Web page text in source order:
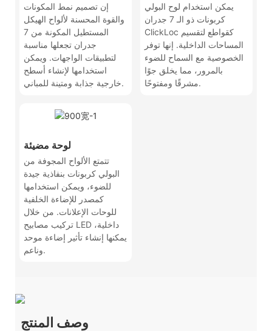
إن تصميم نمط المكونات
والقوة المحسنة لألواح الهيكل
المستطيل المكونة من 7
جدران تجعلها مناسبة
لتطبيقات الواجهات. ويمكن
استخدامها لإنشاء أسطح
خارجية جذابة ومتينة للمباني.
يمكن استخدام لوح البولي
كربونات ذو الـ 7 جدران
ClickLoc كقواطع لتقسيم
المساحات الداخلية. إنها توفر
الخصوصية مع السماح للضوء
بالمرور، مما يخلق جوًا
مشرقًا ومفتوحًا.
لوحة مضيئة
تتمتع الألواح المجوفة من
البولي كربونات بنفاذية جيدة
للضوء، ويمكن استخدامها
كمصدر للإضاءة الخلفية
للوحات الإعلانات. من خلال
تركيب مصابيح LED داخلية،
يمكنها إنشاء تأثير إضاءة موحد
وناعم.
وصف المنتج